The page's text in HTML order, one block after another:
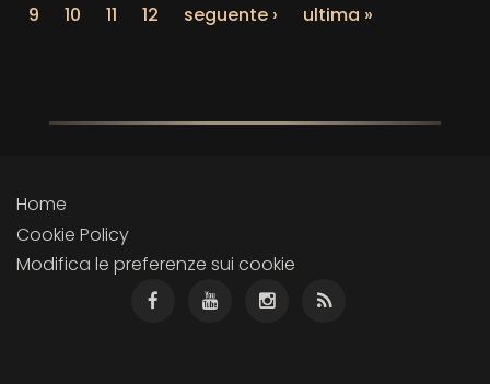
9
10 11 12 seguente › ultima »
Home
Cookie Policy
Modifica le preferenze sui cookie